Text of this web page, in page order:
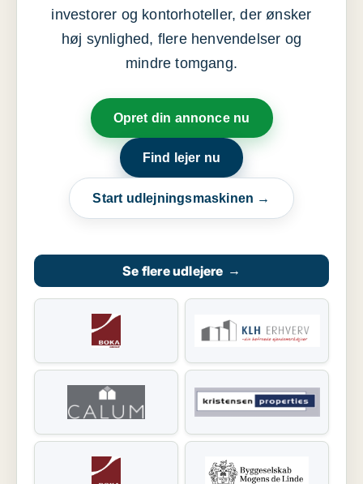
investorer og kontorhoteller, der ønsker
høj synlighed, flere henvendelser og
mindre tomgang.
Opret din annonce nu
Find lejer nu
Start udlejningsmaskinen →
Se flere udlejere →